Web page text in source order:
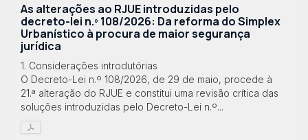
As alterações ao RJUE introduzidas pelo
decreto-lei n.º 108/2026: Da reforma do Simplex
Urbanístico à procura de maior segurança
jurídica
1. Considerações introdutórias
O Decreto-Lei n.º 108/2026, de 29 de maio, procede à
21.ª alteração do RJUE e constitui uma revisão crítica das
soluções introduzidas pelo Decreto-Lei n.º...